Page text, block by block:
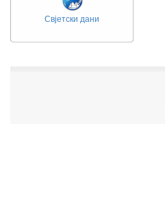
Свјетски дани